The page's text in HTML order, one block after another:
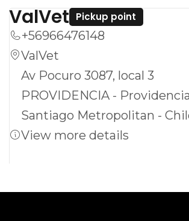
posible. Asegúrate de incorporar
suplemento en la rutina de tu
cómo mejora su energía y
ValVet Pickup point
+56966476148
ValVet
Av Pocuro 3087, local 3
PROVIDENCIA - Providencia
Santiago Metropolitan -
View more details